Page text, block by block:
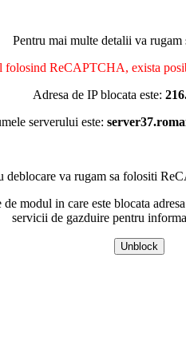
Pentru mai multe detalii va rugam
ReCAPTCHA, exista
Adresa de IP blocata este:
serverului este:
deblocare va rugam sa folositi
modul in care este blocata
servicii de gazduire pentru